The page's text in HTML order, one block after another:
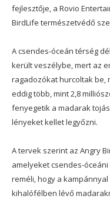
fejlesztője, a Rovio
BirdLife természetvédő
A csendes-óceán térség
került veszélybe, mert az
ragadozókat hurcoltak be,
eddig több, mint 2,8
fenyegetik a madarak
lényeket kellet legyőzni.
A tervek szerint az Angry
amelyeket csendes-
reméli, hogy a
kihalófélben lévő